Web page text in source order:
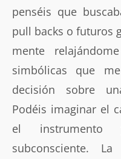
penséis que
pull backs o futuros
mente
simbólicas que
decisión sobre
Podéis imaginar el
el
subconsciente.